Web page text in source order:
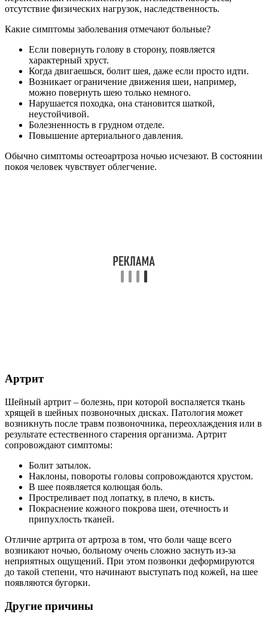
отсутствие физических нагрузок, наследственность.
Какие симптомы заболевания отмечают больные?
Если повернуть голову в сторону, появляется
характерный хруст.
Когда двигаешься, болит шея, даже если просто идти.
Возникает ограничение движения шеи, например,
можно повернуть шею только немного.
Нарушается походка, она становится шаткой,
неустойчивой.
Болезненность в грудном отделе.
Повышение артериального давления.
Обычно симптомы остеоартроза ночью исчезают. В состоянии
покоя человек чувствует облегчение.
Артрит
Шейный артрит – болезнь, при которой воспаляется ткань
хрящей в шейных позвоночных дисках. Патология может
возникнуть после травм позвоночника, переохлаждения или в
результате естественного старения организма. Артрит
сопровождают симптомы:
Болит затылок.
Наклоны, повороты головы сопровождаются хрустом.
В шее появляется колющая боль.
Простреливает под лопатку, в плечо, в кисть.
Покраснение кожного покрова шеи, отечность и
припухлость тканей.
Отличие артрита от артроза в том, что боли чаще всего
возникают ночью, больному очень сложно заснуть из-за
неприятных ощущений. При этом позвонки деформируются
до такой степени, что начинают выступать под кожей, на шее
появляются бугорки.
Другие причины